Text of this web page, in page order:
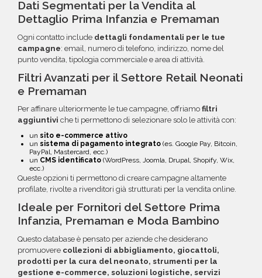
Dati Segmentati per la Vendita al
Dettaglio Prima Infanzia e Premaman
Ogni contatto include dettagli fondamentali per le tue
campagne: email, numero di telefono, indirizzo, nome del
punto vendita, tipologia commerciale e area di attività.
Filtri Avanzati per il Settore Retail Neonati
e Premaman
Per affinare ulteriormente le tue campagne, offriamo filtri
aggiuntivi che ti permettono di selezionare solo le attività con:
un sito e-commerce attivo
un sistema di pagamento integrato (es. Google Pay, Bitcoin,
PayPal, Mastercard, ecc.)
un CMS identificato (WordPress, Joomla, Drupal, Shopify, Wix,
ecc.)
Queste opzioni ti permettono di creare campagne altamente
profilate, rivolte a rivenditori già strutturati per la vendita online.
Ideale per Fornitori del Settore Prima
Infanzia, Premaman e Moda Bambino
Questo database è pensato per aziende che desiderano
promuovere collezioni di abbigliamento, giocattoli,
prodotti per la cura del neonato, strumenti per la
gestione e-commerce, soluzioni logistiche, servizi